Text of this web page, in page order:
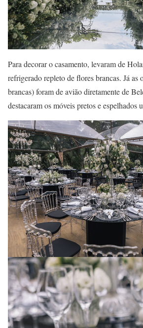
Para decorar o casamento, levaram de
refrigerado repleto de flores brancas. Já as
brancas) foram de avião diretamente de
destacaram os móveis pretos e espelhados